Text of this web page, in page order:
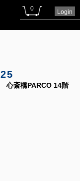
0 Login
心斎橋PARCO 14階